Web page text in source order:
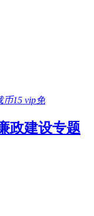
币15 vip免
政建设专题